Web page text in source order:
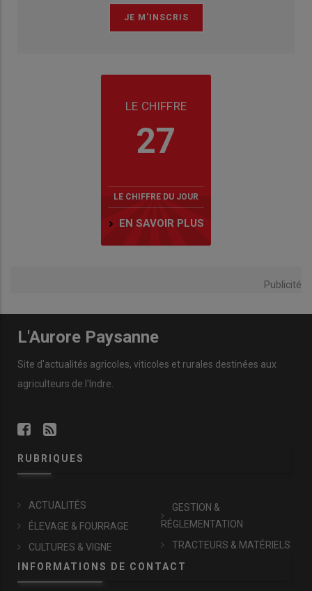
LE CHIFFRE
27
LE CHIFFRE DU JOUR
EN SAVOIR PLUS
Publicité
L'Aurore Paysanne
Site d'actualités agricoles, viticoles et rurales destinées aux
agriculteurs de l'Indre.
RUBRIQUES
ACTUALITÉS
ÉLEVAGE & FOURRAGE
CULTURES & VIGNE
GESTION &
RÉGLEMENTATION
TRACTEURS & MATÉRIELS
INFORMATIONS DE CONTACT